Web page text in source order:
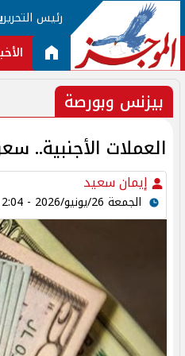
رئيس التحرير
بيزنس وبورصة
العملات الأجنبية.. سعر
إيمان سعيد
الجمعة 26/يونيو/2026 - 12:04 م